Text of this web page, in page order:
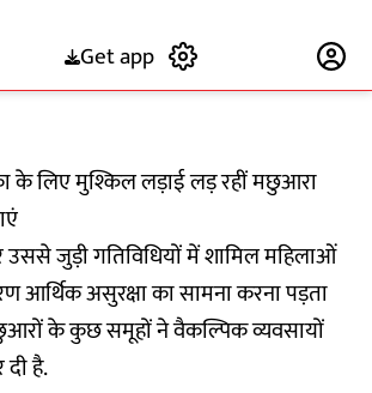
Get app
के लिए मुश्किल लड़ाई लड़ रहीं मछुआरा
जुड़ी गतिविधियों में शामिल महिलाओं
आर्थिक असुरक्षा का सामना करना पड़ता
के कुछ समूहों ने वैकल्पिक व्यवसायों
है.